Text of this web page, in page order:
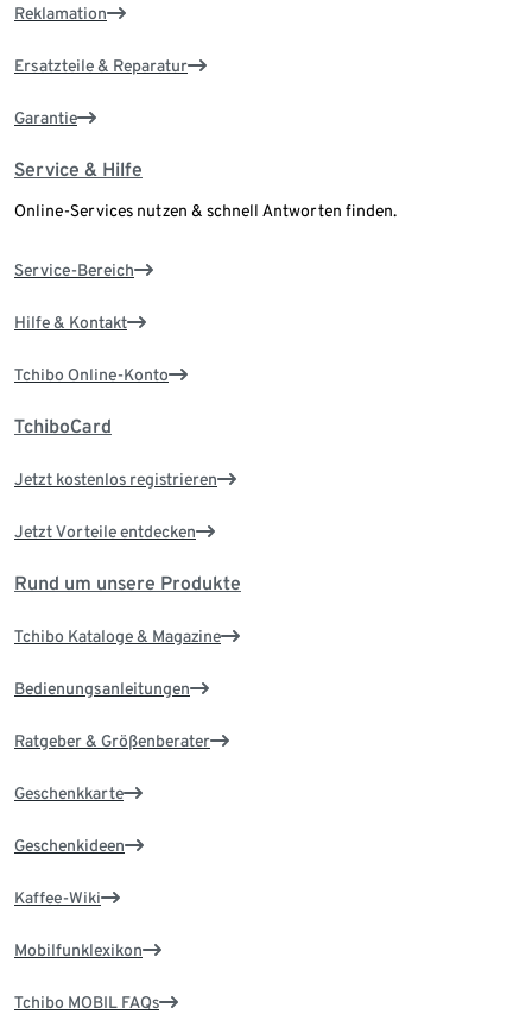
Reklamation
Ersatzteile & Reparatur
Garantie
Service & Hilfe
Online-Services nutzen & schnell Antworten finden.
Service-Bereich
Hilfe & Kontakt
Tchibo Online-Konto
TchiboCard
Jetzt kostenlos registrieren
Jetzt Vorteile entdecken
Rund um unsere Produkte
Tchibo Kataloge & Magazine
Bedienungsanleitungen
Ratgeber & Größenberater
Geschenkkarte
Geschenkideen
Kaffee-Wiki
Mobilfunklexikon
Tchibo MOBIL FAQs